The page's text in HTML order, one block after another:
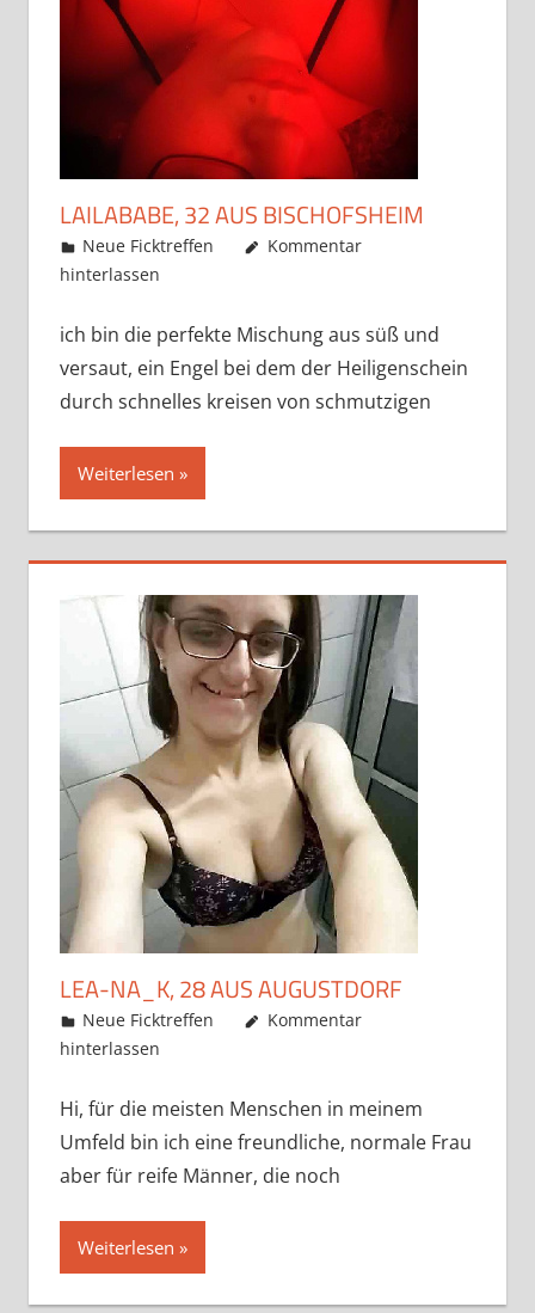
LAILABABE, 32 AUS BISCHOFSHEIM
Mai 22, 2019
admino
Neue Ficktreffen
Kommentar
hinterlassen
ich bin die perfekte Mischung aus süß und
versaut, ein Engel bei dem der Heiligenschein
durch schnelles kreisen von schmutzigen
Weiterlesen
LEA-NA_K, 28 AUS AUGUSTDORF
Mai 22, 2019
admino
Neue Ficktreffen
Kommentar
hinterlassen
Hi, für die meisten Menschen in meinem
Umfeld bin ich eine freundliche, normale Frau
aber für reife Männer, die noch
Weiterlesen